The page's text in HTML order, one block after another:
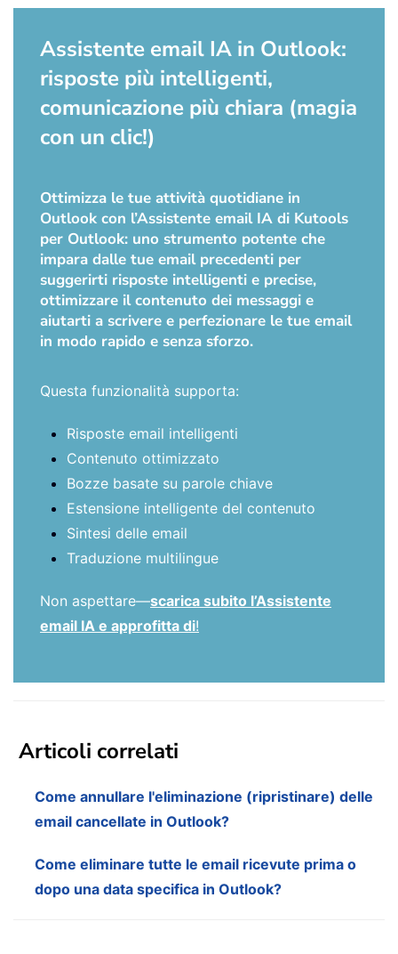
Assistente email IA in Outlook:
risposte più intelligenti,
comunicazione più chiara (magia
con un clic!)
Ottimizza le tue attività quotidiane in
Outlook con l’Assistente email IA di Kutools
per Outlook: uno strumento potente che
impara dalle tue email precedenti per
suggerirti risposte intelligenti e precise,
ottimizzare il contenuto dei messaggi e
aiutarti a scrivere e perfezionare le tue email
in modo rapido e senza sforzo.
Questa funzionalità supporta:
Risposte email intelligenti
Contenuto ottimizzato
Bozze basate su parole chiave
Estensione intelligente del contenuto
Sintesi delle email
Traduzione multilingue
Non aspettare—scarica subito l’Assistente
email IA e approfitta di!
Articoli correlati
Come annullare l'eliminazione (ripristinare) delle
email cancellate in Outlook?
Come eliminare tutte le email ricevute prima o
dopo una data specifica in Outlook?